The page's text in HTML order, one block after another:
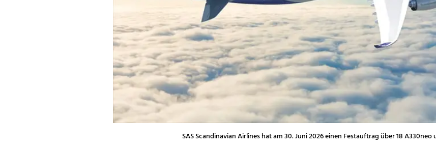
SAS Scandinavian Airlines hat am 30. Juni 2026 einen Festauftrag über 18